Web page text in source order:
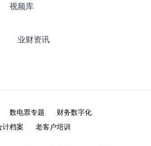
视频库
业财资讯
数电票专题
财务数字化
计档案
老客户培训